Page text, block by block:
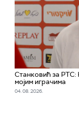
Станковић за РТС:
мојим играчима
04. 08. 2026.